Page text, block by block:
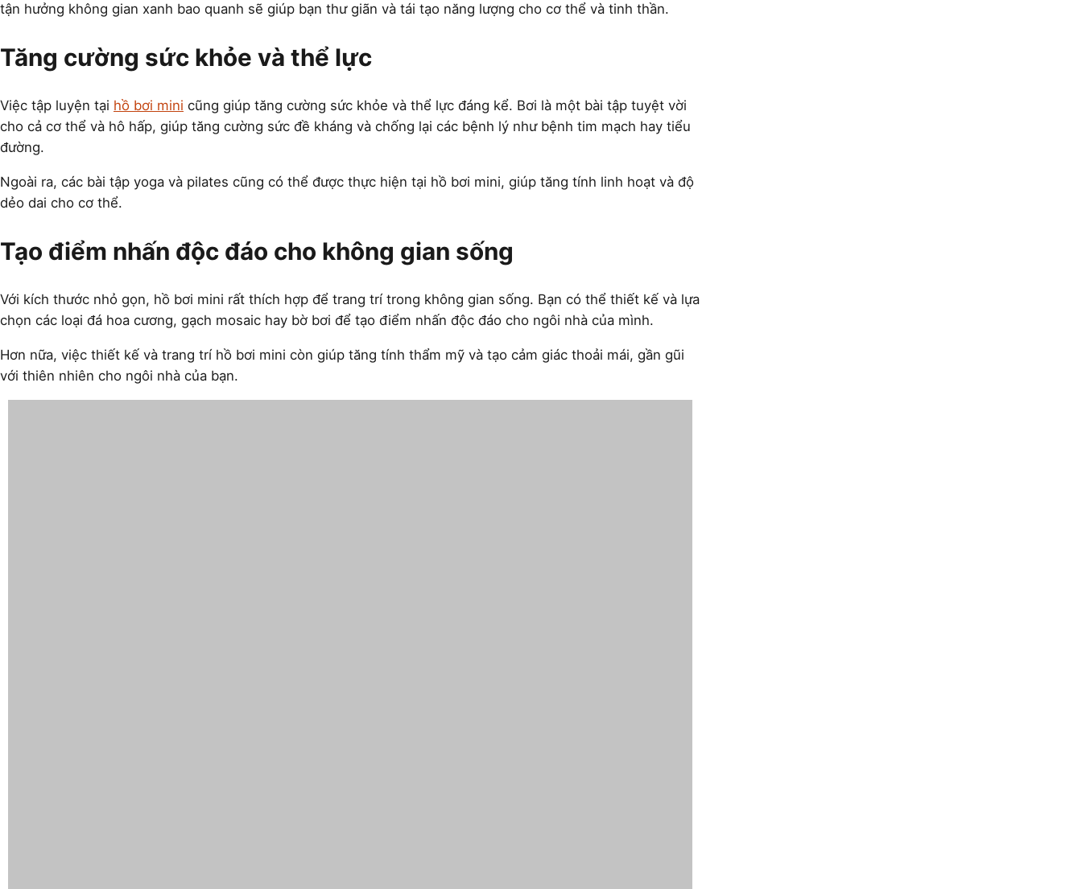
tận hưởng không gian xanh bao quanh sẽ giúp bạn thư giãn và tái tạo năng lượng cho cơ thể và tinh thần.
Tăng cường sức khỏe và thể lực
Việc tập luyện tại hồ bơi mini cũng giúp tăng cường sức khỏe và thể lực đáng kể. Bơi là một bài tập tuyệt vời
cho cả cơ thể và hô hấp, giúp tăng cường sức đề kháng và chống lại các bệnh lý như bệnh tim mạch hay tiểu
đường.
Ngoài ra, các bài tập yoga và pilates cũng có thể được thực hiện tại hồ bơi mini, giúp tăng tính linh hoạt và độ
dẻo dai cho cơ thể.
Tạo điểm nhấn độc đáo cho không gian sống
Với kích thước nhỏ gọn, hồ bơi mini rất thích hợp để trang trí trong không gian sống. Bạn có thể thiết kế và lựa
chọn các loại đá hoa cương, gạch mosaic hay bờ bơi để tạo điểm nhấn độc đáo cho ngôi nhà của mình.
Hơn nữa, việc thiết kế và trang trí hồ bơi mini còn giúp tăng tính thẩm mỹ và tạo cảm giác thoải mái, gần gũi
với thiên nhiên cho ngôi nhà của bạn.